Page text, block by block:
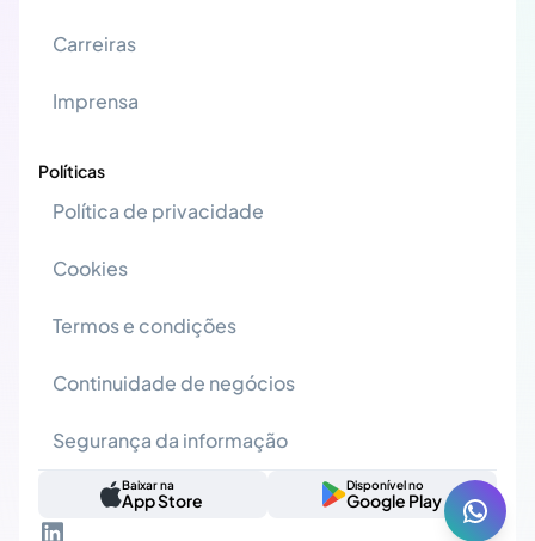
Carreiras
Imprensa
Políticas
Política de privacidade
Cookies
Termos e condições
Continuidade de negócios
Segurança da informação
Baixar na
App Store
Disponível no
Google Play